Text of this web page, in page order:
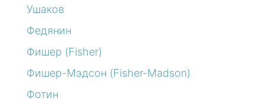
Ушаков
Федянин
Фишер (Fisher)
Фишер-Мэдсон (Fisher-Madson)
Фотин